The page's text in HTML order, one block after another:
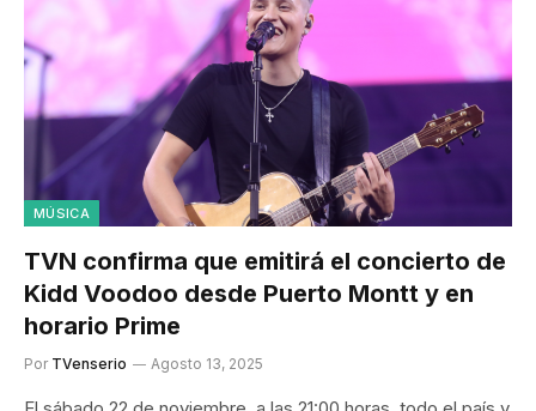
MÚSICA
TVN confirma que emitirá el concierto de
Kidd Voodoo desde Puerto Montt y en
horario Prime
Por TVenserio Agosto 13, 2025